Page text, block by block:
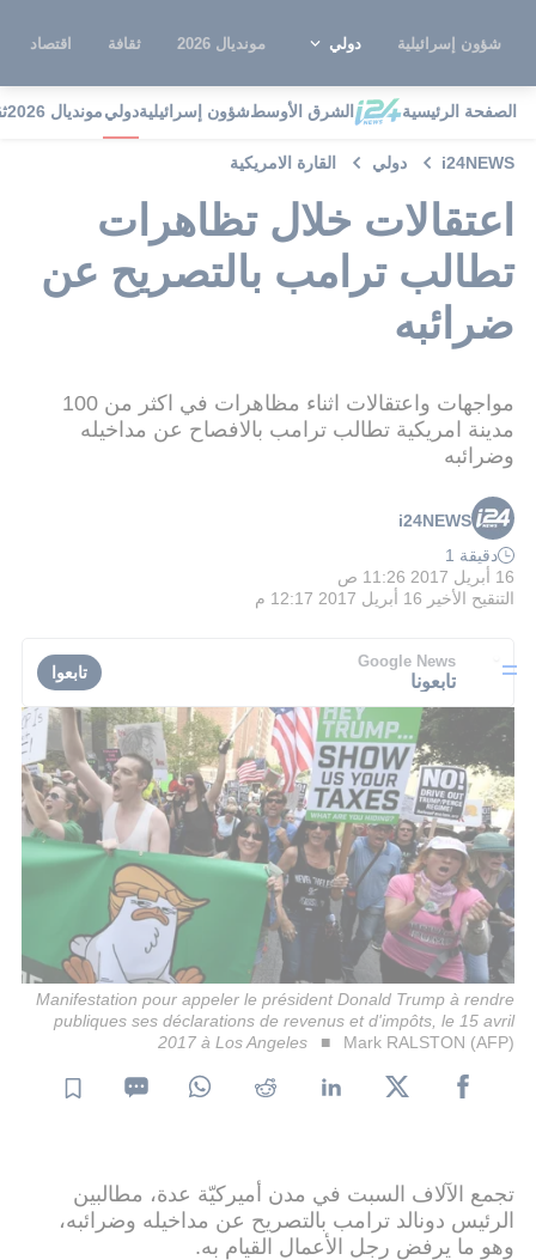
شؤون إسرائيلية دولي مونديال 2026 ثقافة اقتصاد
الصفحة الرئيسية الشرق الأوسطشؤون إسرائيليةدوليمونديال 2026
i24NEWS دولي القارة الامريكية
اعتقالات خلال تظاهرات
تطالب ترامب بالتصريح عن
ضرائبه
مواجهات واعتقالات اثناء مظاهرات في اكثر من 100
مدينة امريكية تطالب ترامب بالافصاح عن مداخيله
وضرائبه
i24NEWS
دقيقة 1
16 أبريل 2017 11:26 ص
التنقيح الأخير 16 أبريل 2017 12:17 م
Google News
تابعونا تابعوا
Manifestation pour appeler le président Donald Trump à rendre
publiques ses déclarations de revenus et d'impôts, le 15 avril
2017 à Los Angeles
Mark RALSTON (AFP)
تجمع الآلاف السبت في مدن أميركيّة عدة، مطالبين
الرئيس دونالد ترامب بالتصريح عن مداخيله وضرائبه،
وهو ما يرفض رجل الأعمال القيام به.